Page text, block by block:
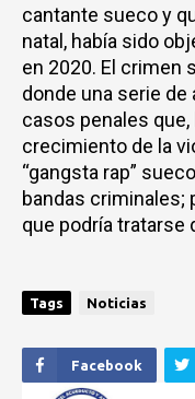
cantante sueco y
natal, había sido
en 2020. El crimen
donde una serie
casos penales
crecimiento de la
“gangsta rap”
bandas criminales;
que podría tratarse
Tags Noticias
Facebook